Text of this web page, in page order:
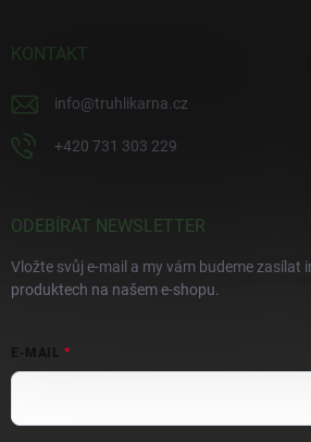
KONTAKT
info@truhlikarna.cz
+420 731 303 229
ODEBÍRAT NEWSLETTER
Vložte svůj e-mail a my vám budeme zasílat
produktech na našem e-shopu.
E-MAIL